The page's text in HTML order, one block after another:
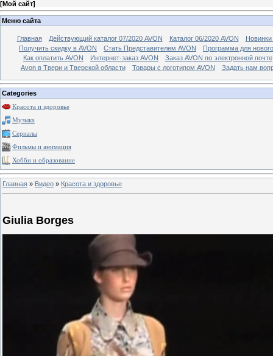
[Мой сайт]
Меню сайта
Главная Действующий каталог 07/2020 AVON Каталог 06/2020 AVON
Новинки
Получить скидку в AVON
Стать Представителем AVON
Программа для
Как оплатить AVON
Интернет-заказ AVON
Заказ AVON по электронной почте
Avon в Твери и Тверской области
Товары с логотипом AVON Задать нам
Categories
Красота и здоровье
Музыка
Сериалы
Фильмы и анимация
Хобби и образование
Главная » Видео » Красота и здоровье
Giulia Borges